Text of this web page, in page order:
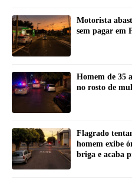
Motorista
sem pagar em
Homem de 35
no rosto de
Flagrado
homem exibe
briga e acaba